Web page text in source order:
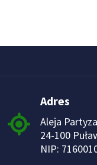
Adres
Aleja
24-100
NIP: